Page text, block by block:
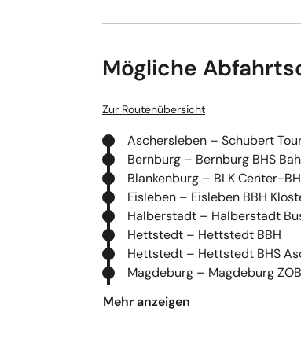
Mögliche
Zur Routenübersicht
Aschersleben – Schubert
Bernburg – Bernburg BHS
Blankenburg – BLK Center-
Eisleben – Eisleben BBH
Halberstadt – Halberstadt
Hettstedt – Hettstedt BBH
Hettstedt – Hettstedt BHS
Magdeburg – Magdeburg
Quedlinburg – Quedlinburg
Wernigerode – Wernigerode
Mehr anzeigen